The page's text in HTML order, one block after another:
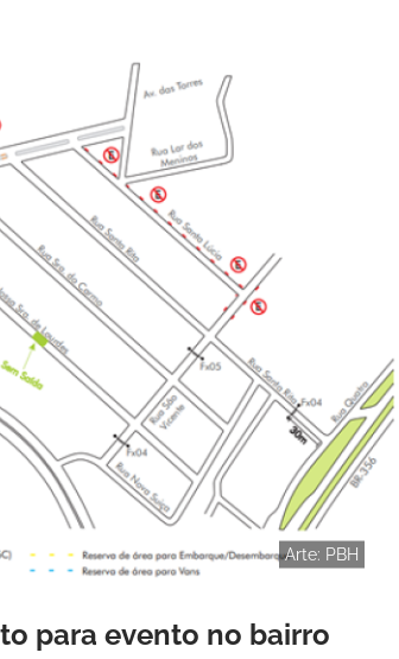
Arte: PBH
para evento no bairro